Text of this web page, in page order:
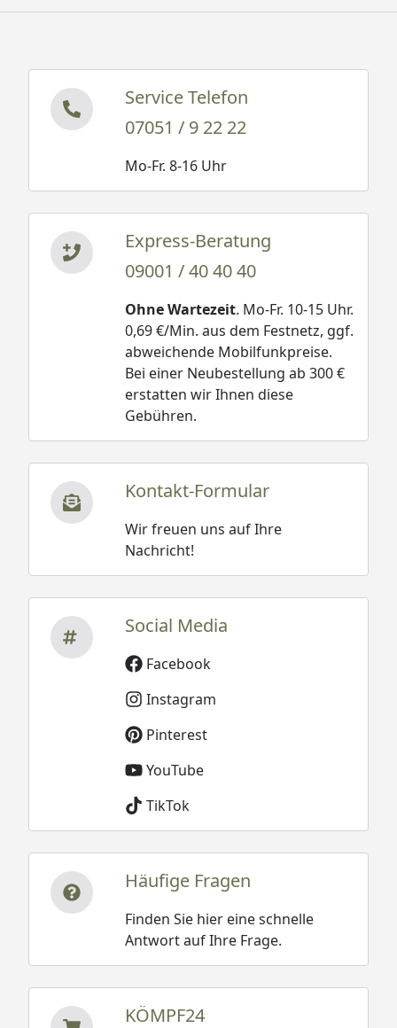
Service Telefon
07051 / 9 22 22
Mo-Fr. 8-16 Uhr
Express-Beratung
09001 / 40 40 40
Ohne Wartezeit. Mo-Fr. 10-15 Uhr.
0,69 €/Min. aus dem Festnetz, ggf.
abweichende Mobilfunkpreise.
Bei einer Neubestellung ab 300 €
erstatten wir Ihnen diese
Gebühren.
Kontakt-Formular
Wir freuen uns auf Ihre
Nachricht!
Social Media
Facebook
Instagram
Pinterest
YouTube
TikTok
Häufige Fragen
Finden Sie hier eine schnelle
Antwort auf Ihre Frage.
KÖMPF24